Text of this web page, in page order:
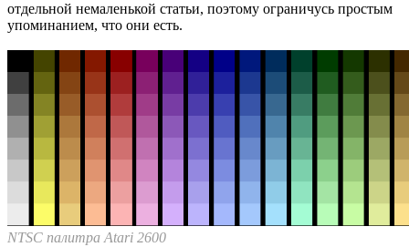
отдельной немаленькой статьи, поэтому ограничусь простым
упоминанием, что они есть.
NTSC палитра Atari 2600